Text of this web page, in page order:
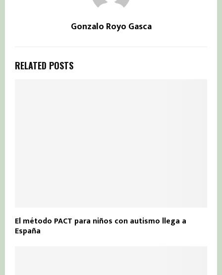
Gonzalo Royo Gasca
RELATED POSTS
El método PACT para niños con autismo llega a
España